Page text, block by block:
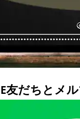
友だちとメ